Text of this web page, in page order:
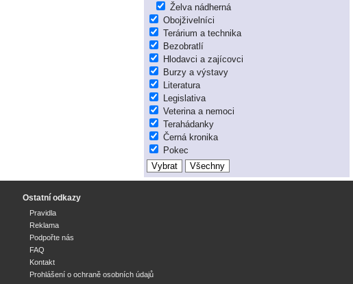
Želva nádherná
Obojživelníci
Terárium a technika
Bezobratlí
Hlodavci a zajícovci
Burzy a výstavy
Literatura
Legislativa
Veterina a nemoci
Terahádanky
Černá kronika
Pokec
Ostatní odkazy
Pravidla
Reklama
Podpořte nás
FAQ
Kontakt
Prohlášení o ochraně osobních údajů